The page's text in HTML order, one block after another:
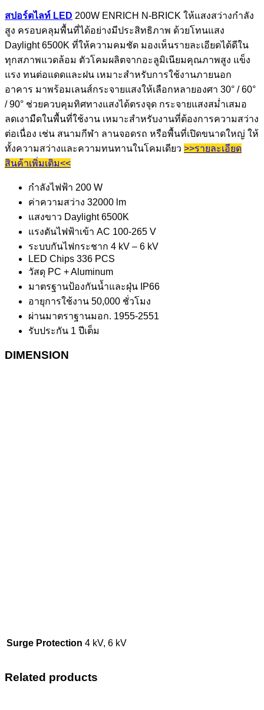
สปอร์ตไลท์ LED 200W ENRICH N-BRICK ให้แสงสว่างกำลัง
สูง ครอบคลุมพื้นที่ได้อย่างมีประสิทธิภาพ ด้วยโทนแสง
Daylight 6500K ที่ให้ความคมชัด มองเห็นรายละเอียดได้ดีใน
ทุกสภาพแวดล้อม ตัวโคมผลิตจากอะลูมิเนียมคุณภาพสูง แข็ง
แรง ทนต่อแดดและฝน เหมาะสำหรับการใช้งานภายนอก
อาคาร มาพร้อมเลนส์กระจายแสงให้เลือกหลายองศา 30° / 60°
/ 90° ช่วยควบคุมทิศทางแสงได้ตรงจุด กระจายแสงสม่ำเสมอ
ลดเงามืดในพื้นที่ใช้งาน เหมาะสำหรับงานที่ต้องการความสว่าง
ต่อเนื่อง เช่น สนามกีฬา ลานจอดรถ หรือพื้นที่เปิดขนาดใหญ่ ให้
ทั้งความสว่างและความทนทานในโคมเดียว >>รายละเอียด
สินค้าเพิ่มเติม<<
กำลังไฟฟ้า 200 W
ค่าความสว่าง 32000 lm
แสงขาว Daylight 6500K
แรงดันไฟฟ้าเข้า AC 100-265 V
ระบบกันไฟกระชาก 4 kV – 6 kV
LED Chips 336 PCS
วัสดุ PC + Aluminum
มาตรฐานป้องกันน้ำและฝุ่น IP66
อายุการใช้งาน 50,000 ชั่วโมง
ผ่านมาตราฐานมอก. 1955-2551
รับประกัน 1 ปีเต็ม
DIMENSION
Surge Protection 4 kV, 6 kV
Related products